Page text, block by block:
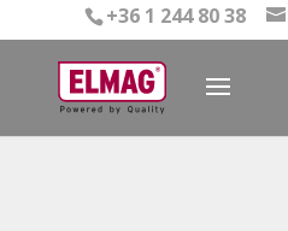
+36 1 244 80 38